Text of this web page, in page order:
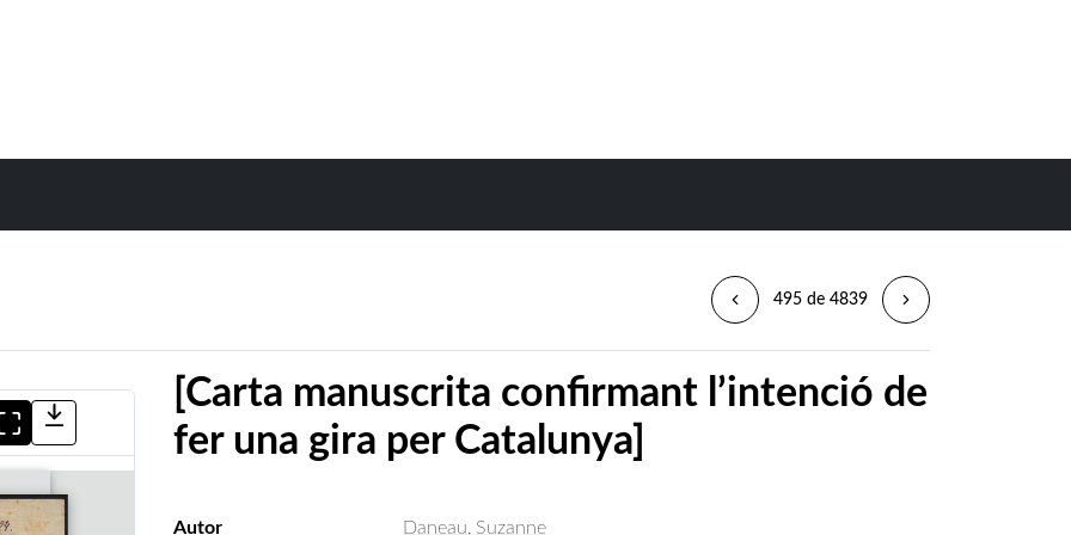
495 de 4839
[Carta manuscrita confirmant l’intenció de
fer una gira per Catalunya]
Autor
Daneau, Suzanne